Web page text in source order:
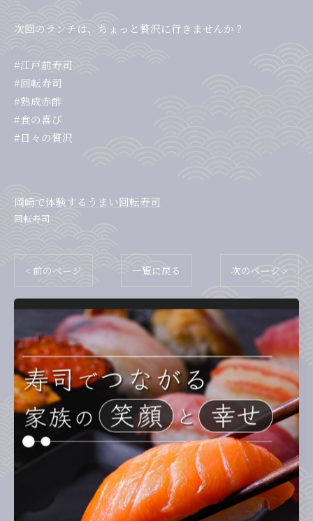
次回のランチは、ちょっと贅沢に行きませんか？
#江戸前寿司
#回転寿司
#熟成赤酢
#食の喜び
#日々の贅沢
岡崎で体験するうまい回転寿司
回転寿司
< 前のページ 一覧に戻る 次のページ >
カテゴリー Categories
全てのカテゴリー
ランチ
ディナー
テイクアウト
お子様連れ
回転寿司